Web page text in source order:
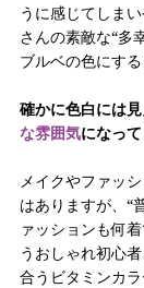
うに感じてしま
さんの素敵な“多
ブルベの色にす
確かに色白には見
な雰囲気になっ
メイクやファッ
はありますが、“
ァッションも何
うおしゃれ初心
合うビタミンカ